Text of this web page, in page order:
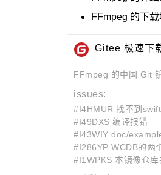
FFmpeg 的下载
Gitee 极速下
FFmpeg 的中国 Git
issues:
#I4HMUR 找不到
#I49DXS 编译报错
#I43WIY doc/
#I286YP WCDB的两
#I1WPKS 本镜像仓